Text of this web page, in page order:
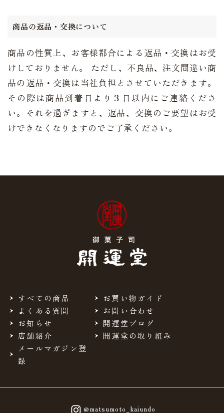
商品の返品・交換について
商品の性質上、お客様都合による返品・交換はお受
けしておりません。 ただし、不良品、注文間違い商
品の返品・交換は当社負担とさせていただきます。
その際は商品到着日より３日以内にご連絡くださ
い。それを過ぎますと、返品、交換のご要望はお受
けできなくなりますのでご了承ください。
すべての商品
お買い物ガイド
よくある質問
お問い合わせ
お知らせ
開運堂ブログ
店舗紹介
開運堂の取り組み
メールマガジン登
録
@matsumoto_kaiundo